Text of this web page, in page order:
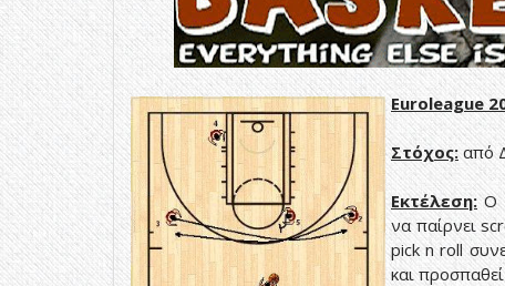
Euroleague
Στόχος: από
Εκτέλεση:Ο
να παίρνει
pick n roll
και